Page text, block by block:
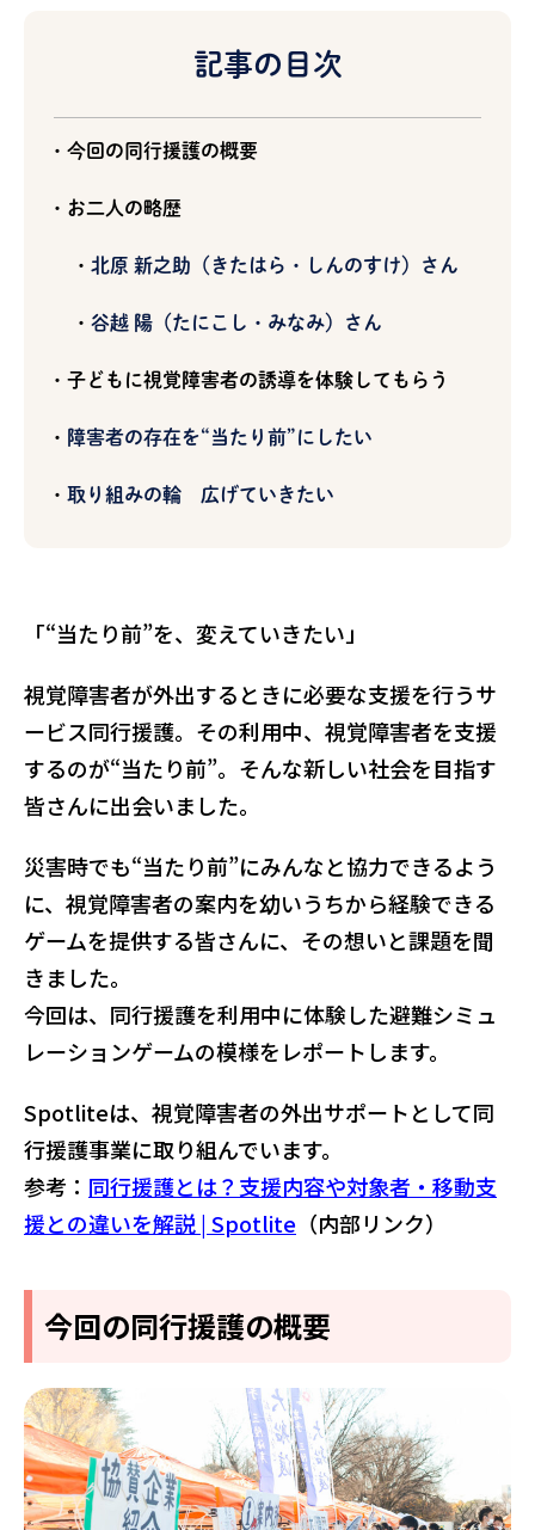
記事の目次
今回の同行援護の概要
お二人の略歴
北原 新之助（きたはら・しんのすけ）さん
谷越 陽（たにこし・みなみ）さん
子どもに視覚障害者の誘導を体験してもらう
障害者の存在を“当たり前”にしたい
取り組みの輪 広げていきたい
「“当たり前”を、変えていきたい」
視覚障害者が外出するときに必要な支援を行うサ
ービス同行援護。その利用中、視覚障害者を支援
するのが“当たり前”。そんな新しい社会を目指す
皆さんに出会いました。
災害時でも“当たり前”にみんなと協力できるよう
に、視覚障害者の案内を幼いうちから経験できる
ゲームを提供する皆さんに、その想いと課題を聞
きました。
今回は、同行援護を利用中に体験した避難シミュ
レーションゲームの模様をレポートします。
Spotliteは、視覚障害者の外出サポートとして同
行援護事業に取り組んでいます。
参考： 同行援護とは？支援内容や対象者・移動支
援との違いを解説 | Spotlite （内部リンク）
今回の同行援護の概要